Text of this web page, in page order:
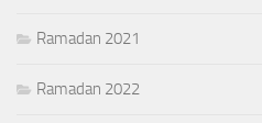
Ramadan 2021
Ramadan 2022